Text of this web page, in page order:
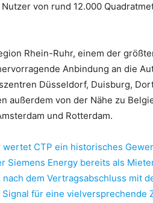
von rund 12.000
Rhein-Ruhr, einem der
Anbindung an die
Düsseldorf, Duisburg,
außerdem von der Nähe zu
und Rotterdam.
CTP ein historisches
Siemens Energy bereits als
dem Vertragsabschluss mit
für eine vielversprechende